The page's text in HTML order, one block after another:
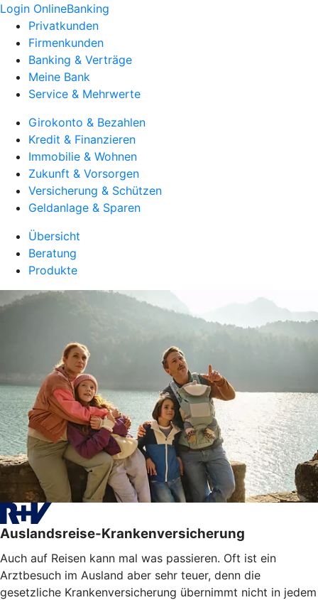
Login OnlineBanking
Privatkunden
Firmenkunden
Banking & Verträge
Meine Bank
Service & Mehrwerte
Girokonto & Bezahlen
Kredit & Finanzieren
Immobilie & Wohnen
Zukunft & Vorsorgen
Versicherung & Schützen
Geldanlage & Sparen
Übersicht
Beratung
Produkte
Auslandsreise-Krankenversicherung
Auch auf Reisen kann mal was passieren. Oft ist ein
Arztbesuch im Ausland aber sehr teuer, denn die
gesetzliche Krankenversicherung übernimmt nicht in jedem